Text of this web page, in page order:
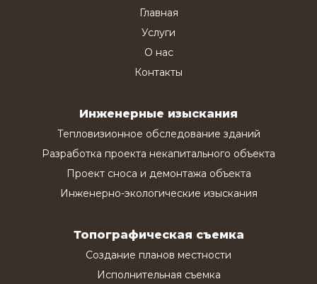
Главная
Услуги
О нас
Контакты
Инженерные изыскания
Тепловизионное обследование зданий
Разработка проекта некапитального объекта
Проект сноса и демонтажа объекта
Инженерно-экологические изыскания
Топографическая съемка
Создание планов местности
Исполнительная съемка